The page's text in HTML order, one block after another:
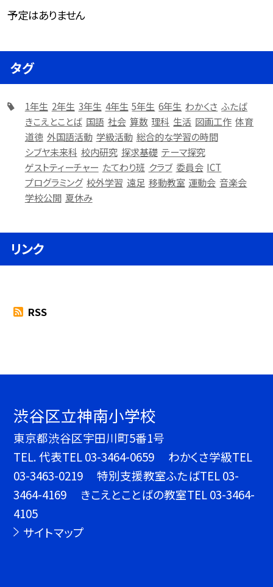
予定はありません
タグ
1年生 2年生 3年生 4年生 5年生 6年生 わかくさ ふたば
きこえとことば 国語 社会 算数 理科 生活 図画工作 体育
道徳 外国語活動 学級活動 総合的な学習の時間
シブヤ未来科 校内研究 探求基礎 テーマ探究
ゲストティーチャー たてわり班 クラブ 委員会 ICT
プログラミング 校外学習 遠足 移動教室 運動会 音楽会
学校公開 夏休み
リンク
RSS
渋谷区立神南小学校
東京都渋谷区宇田川町5番1号
TEL.代表TEL 03-3464-0659 わかくさ学級TEL
03-3463-0219 特別支援教室ふたばTEL 03-
3464-4169 きこえとことばの教室TEL 03-3464-
4105
サイトマップ